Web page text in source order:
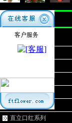
客户服务
产品分类
竹芋系列
白掌系列
观叶海棠系列
扶桑系列
多肉系列
直立口红系列